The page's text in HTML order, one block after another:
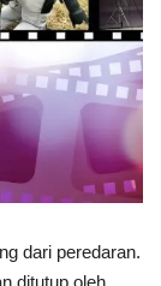
dari peredaran.